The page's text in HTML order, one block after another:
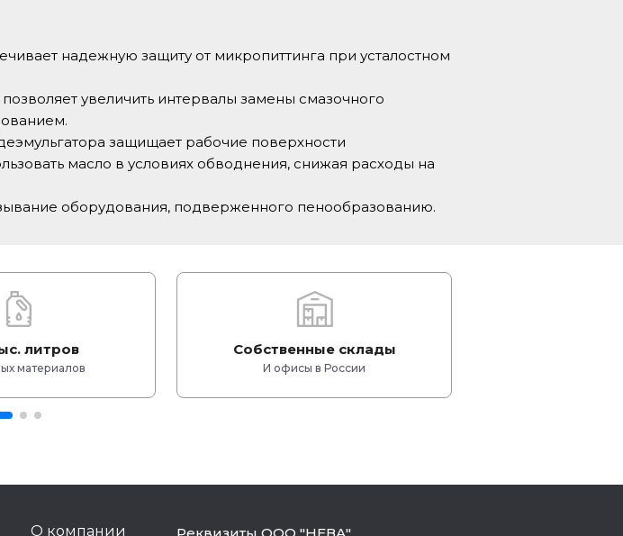
надежную защиту от микропиттинга при усталостном
увеличить интервалы замены смазочного
защищает рабочие поверхности
масло в условиях обводнения, снижая расходы на
оборудования, подверженного пенообразованию.
литров
материалов
Собственные склады
И офисы в России
О компании